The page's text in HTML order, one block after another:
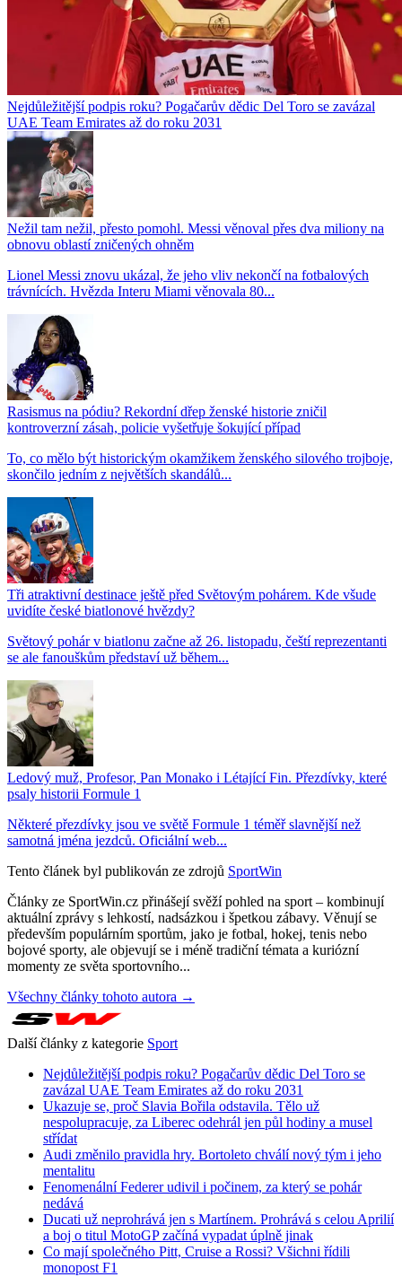
Nejdůležitější podpis roku? Pogačarův dědic Del Toro se zavázal
UAE Team Emirates až do roku 2031
Nežil tam nežil, přesto pomohl. Messi věnoval přes dva miliony na
obnovu oblastí zničených ohněm
Lionel Messi znovu ukázal, že jeho vliv nekončí na fotbalových
trávnících. Hvězda Interu Miami věnovala 80...
Rasismus na pódiu? Rekordní dřep ženské historie zničil
kontroverzní zásah, policie vyšetřuje šokující případ
To, co mělo být historickým okamžikem ženského silového trojboje,
skončilo jedním z největších skandálů...
Tři atraktivní destinace ještě před Světovým pohárem. Kde všude
uvidíte české biatlonové hvězdy?
Světový pohár v biatlonu začne až 26. listopadu, čeští reprezentanti
se ale fanouškům představí už během...
Ledový muž, Profesor, Pan Monako i Létající Fin. Přezdívky, které
psaly historii Formule 1
Některé přezdívky jsou ve světě Formule 1 téměř slavnější než
samotná jména jezdců. Oficiální web...
Tento článek byl publikován ze zdrojů SportWin
Články ze SportWin.cz přinášejí svěží pohled na sport – kombinují
aktuální zprávy s lehkostí, nadsázkou i špetkou zábavy. Věnují se
především populárním sportům, jako je fotbal, hokej, tenis nebo
bojové sporty, ale objevují se i méně tradiční témata a kuriózní
momenty ze světa sportovního...
Všechny články tohoto autora →
Další články z kategorie Sport
Nejdůležitější podpis roku? Pogačarův dědic Del Toro se
zavázal UAE Team Emirates až do roku 2031
Ukazuje se, proč Slavia Bořila odstavila. Tělo už
nespolupracuje, za Liberec odehrál jen půl hodiny a musel
střídat
Audi změnilo pravidla hry. Bortoleto chválí nový tým i jeho
mentalitu
Fenomenální Federer udivil i počinem, za který se pohár
nedává
Ducati už neprohrává jen s Martínem. Prohrává s celou Aprilií
a boj o titul MotoGP začíná vypadat úplně jinak
Co mají společného Pitt, Cruise a Rossi? Všichni řídili
monopost F1